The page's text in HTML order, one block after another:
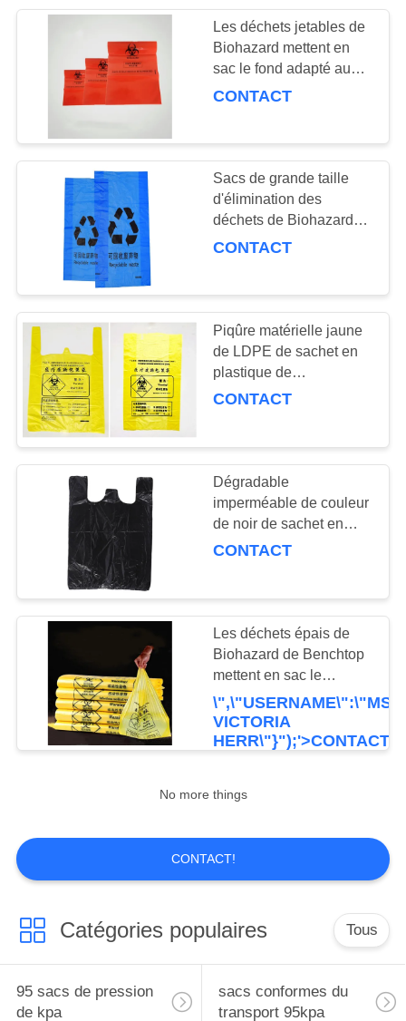
NOUS
CONTACTER
DEMANDEZ
UNE
CITATION
PLAN
PRIVACY
POLICY
Poches absorbantes
10
kit de transport de
spécimen
douilles
absorbantes
10
protections
absorbantes
4
tourniquet médical
de secours
Les déchets jetables de
Biohazard mettent en
sac le fond adapté aux
besoins du client de
CONTACT
Sacs de grande taille
d'élimination des
déchets de Biohazard
de sachet en plastique
CONTACT
Piqûre matérielle jaune
de LDPE de sachet en
plastique de
HDPE/LDPE anti
CONTACT
Dégradable
imperméable de couleur
de noir de sachet en
plastique de Biohazard
CONTACT
Les déchets épais de
Biohazard de Benchtop
mettent en sac le
LDPE/sacs de rebut
médicaux jaunes de
HDPE
\",\"USERNAME\":\"MS.
VICTORIA
HERR\"}");'>CONTACT
No more things
CONTACT!
Catégories populaires Tous
95 sacs de pression
de kpa
sacs conformes du
transport 95kpa